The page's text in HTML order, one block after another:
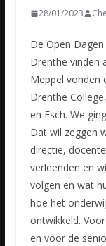
28/01/2023
De Open
Drenthe vinden
Meppel vonden
Drenthe
en Esch. We
Dat wil zeggen
directie,
verleenden en
volgen en wat
hoe het
ontwikkeld.
en voor de